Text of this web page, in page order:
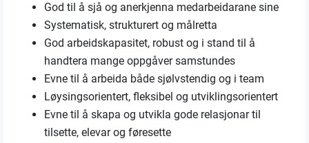
God til å sjå og anerkjenna medarbeidarane sine
Systematisk, strukturert og målretta
God arbeidskapasitet, robust og i stand til å
handtera mange oppgåver samstundes
Evne til å arbeida både sjølvstendig og i team
Løysingsorientert, fleksibel og utviklingsorientert
Evne til å skapa og utvikla gode relasjonar til
tilsette, elevar og føresette